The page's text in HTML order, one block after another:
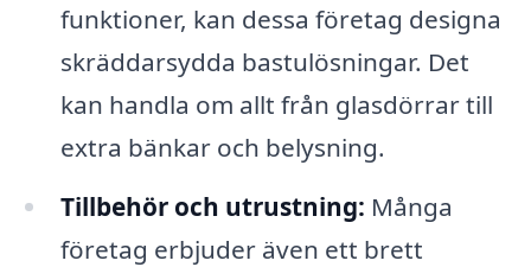
funktioner, kan dessa företag designa
skräddarsydda bastulösningar. Det
kan handla om allt från glasdörrar till
extra bänkar och belysning.
Tillbehör och utrustning: Många
företag erbjuder även ett brett